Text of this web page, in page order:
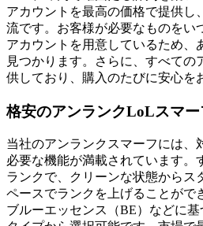
アカウントを最高の価格で提供し
流です。お客様が必要なものをい
アカウントを用意しているため、
見つかります。さらに、すべての
供しており、購入のたびに安心を
格安のアンランクLoLスマー
当社のアンランクスマーフには、
必要な機能が満載されています。
ランクで、クリーンな状態からス
ペースでランクを上げることがで
ブルーエッセンス（BE）などに